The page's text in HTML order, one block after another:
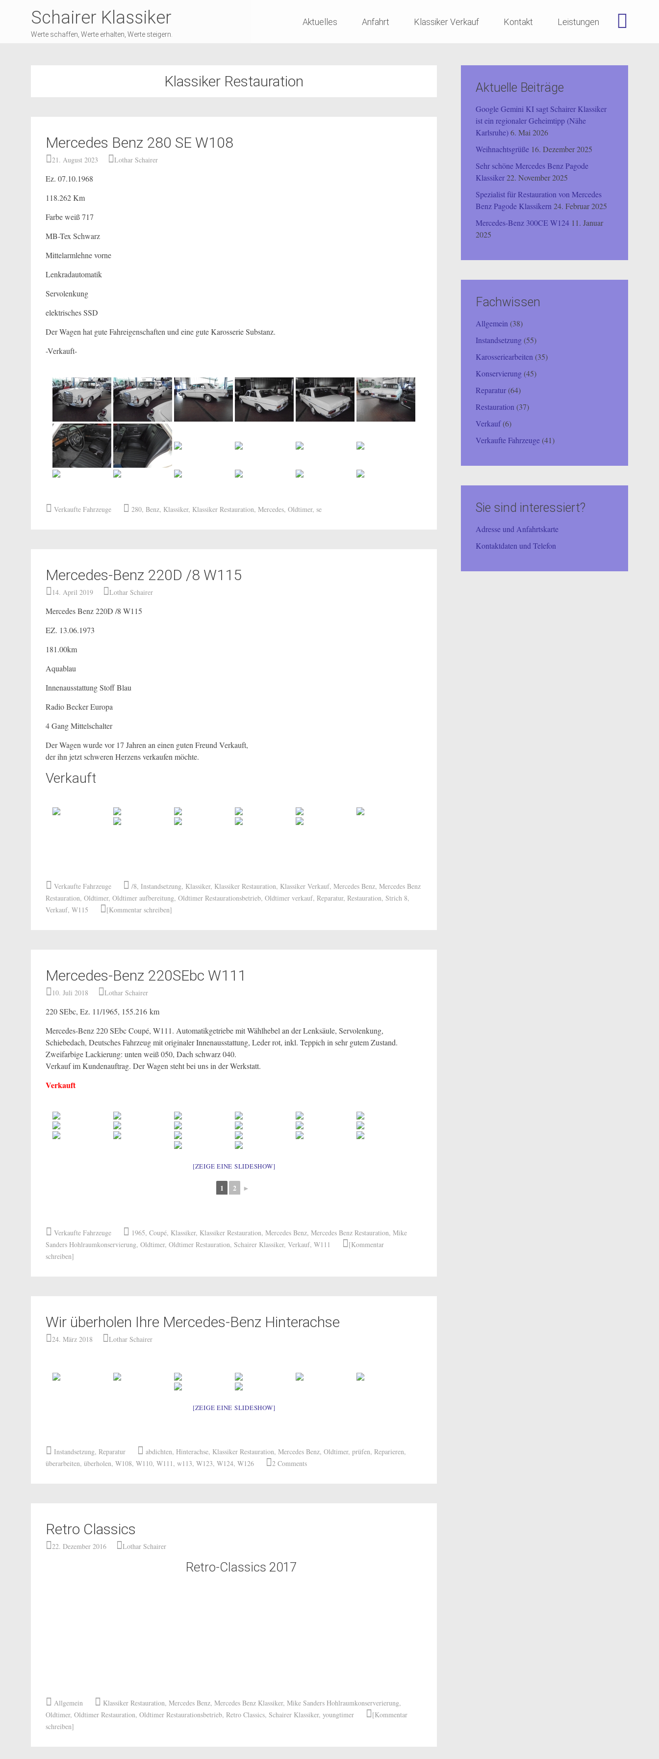
Schairer Klassiker
Werte schaffen, Werte erhalten, Werte steigern.
to
Aktuelles Anfahrt Klassiker Verkauf Kontakt Leistungen
Klassiker Restauration
Mercedes Benz 280 SE W108
21. August 2023 Lothar Schairer
Ez. 07.10.1968
118.262 Km
Farbe weiß 717
MB-Tex Schwarz
Mittelarmlehne vorne
Lenkradautomatik
Servolenkung
elektrisches SSD
Der Wagen hat gute Fahreigenschaften und eine gute Karosserie Substanz.
-Verkauft-
Verkaufte Fahrzeuge 280, Benz, Klassiker, Klassiker Restauration, Mercedes, Oldtimer, se
Mercedes-Benz 220D /8 W115
14. April 2019 Lothar Schairer
Mercedes Benz 220D /8 W115
EZ. 13.06.1973
181.00km
Aquablau
Innenausstattung Stoff Blau
Radio Becker Europa
4 Gang Mittelschalter
Der Wagen wurde vor 17 Jahren an einen guten Freund Verkauft,
der ihn jetzt schweren Herzens verkaufen möchte.
Verkauft
Verkaufte Fahrzeuge /8, Instandsetzung, Klassiker, Klassiker Restauration, Klassiker Verkauf, Mercedes Benz, Mercedes Benz
Restauration, Oldtimer, Oldtimer aufbereitung, Oldtimer Restaurationsbetrieb, Oldtimer verkauf, Reparatur, Restauration, Strich 8,
Verkauf, W115 [Kommentar schreiben]
Mercedes-Benz 220SEbc W111
10. Juli 2018 Lothar Schairer
220 SEbc, Ez. 11/1965, 155.216 km
Mercedes-Benz 220 SEbc Coupé, W111. Automatikgetriebe mit Wählhebel an der Lenksäule, Servolenkung,
Schiebedach, Deutsches Fahrzeug mit originaler Innenausstattung, Leder rot, inkl. Teppich in sehr gutem Zustand.
Zweifarbige Lackierung: unten weiß 050, Dach schwarz 040.
Verkauf im Kundenauftrag. Der Wagen steht bei uns in der Werkstatt.
Verkauft
[ZEIGE EINE SLIDESHOW]
1 2 ►
Verkaufte Fahrzeuge 1965, Coupé, Klassiker, Klassiker Restauration, Mercedes Benz, Mercedes Benz Restauration, Mike
Sanders Hohlraumkonservierung, Oldtimer, Oldtimer Restauration, Schairer Klassiker, Verkauf, W111
[Kommentar
schreiben]
Wir überholen Ihre Mercedes-Benz Hinterachse
24. März 2018 Lothar Schairer
[ZEIGE EINE SLIDESHOW]
Instandsetzung, Reparatur abdichten, Hinterachse, Klassiker Restauration, Mercedes Benz, Oldtimer, prüfen, Reparieren,
überarbeiten, überholen, W108, W110, W111, w113, W123, W124, W126 2 Comments
Retro Classics
22. Dezember 2016 Lothar Schairer
Retro-Classics 2017
Allgemein Klassiker Restauration, Mercedes Benz, Mercedes Benz Klassiker, Mike Sanders Hohlraumkonserverierung,
Oldtimer, Oldtimer Restauration, Oldtimer Restaurationsbetrieb, Retro Classics, Schairer Klassiker, youngtimer
[Kommentar
schreiben]
Aktuelle Beiträge
Google Gemini KI sagt Schairer Klassiker
ist ein regionaler Geheimtipp (Nähe
Karlsruhe)6. Mai 2026
Weihnachtsgrüße 16. Dezember 2025
Sehr schöne Mercedes Benz Pagode
Klassiker22. November 2025
Spezialist für Restauration von Mercedes
Benz Pagode Klassikern 24. Februar 2025
Mercedes-Benz 300CE W124 11. Januar
2025
Fachwissen
Allgemein (38)
Instandsetzung(55)
Karosseriearbeiten (35)
Konservierung(45)
Reparatur(64)
Restauration (37)
Verkauf(6)
Verkaufte Fahrzeuge(41)
Sie sind interessiert?
Adresse und Anfahrtskarte
Kontaktdaten und Telefon